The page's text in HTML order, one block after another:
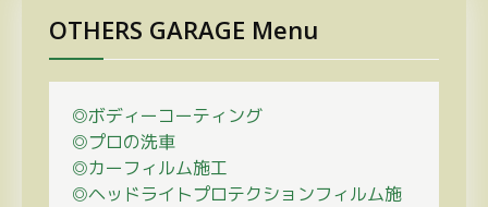
OTHERS GARAGE Menu
◎ボディーコーティング
◎プロの洗車
◎カーフィルム施工
◎ヘッドライトプロテクションフィルム施